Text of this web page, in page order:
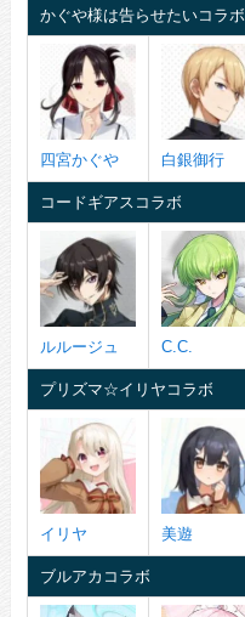
かぐや様は告らせたいコラボ
四宮かぐや 白銀御行
コードギアスコラボ
ルルージュ C.C.
プリズマ☆イリヤコラボ
イリヤ 美遊
ブルアカコラボ